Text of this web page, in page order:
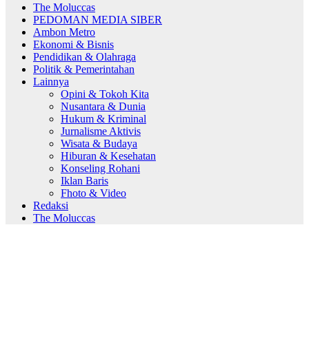
The Moluccas
PEDOMAN MEDIA SIBER
Ambon Metro
Ekonomi & Bisnis
Pendidikan & Olahraga
Politik & Pemerintahan
Lainnya
Opini & Tokoh Kita
Nusantara & Dunia
Hukum & Kriminal
Jurnalisme Aktivis
Wisata & Budaya
Hiburan & Kesehatan
Konseling Rohani
Iklan Baris
Fhoto & Video
Redaksi
The Moluccas